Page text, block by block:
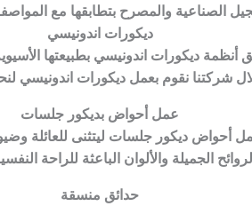
الصناعية والمصرح بتطابقها مع
ديكورات اندونيسي
ديكورات اندونيسي بطبيعتها الأسيوية
شركتنا نقوم بعمل ديكورات اندونيسي
عمل أحواض بديكور جلسات
أحواض ديكور جلسات ليتثنى للعائلة
الجميلة والألوان الباعثة للراحة
حدائق منسقة